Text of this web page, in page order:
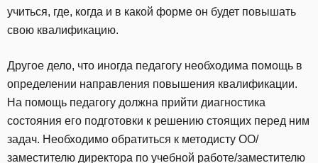
учиться, где, когда и в какой форме он будет повышать
свою квалификацию.
Другое дело, что иногда педагогу необходима помощь в
определении направления повышения квалификации.
На помощь педагогу должна прийти диагностика
состояния его подготовки к решению стоящих перед ним
задач. Необходимо обратиться к методисту ОО/
заместителю директора по учебной работе/заместителю